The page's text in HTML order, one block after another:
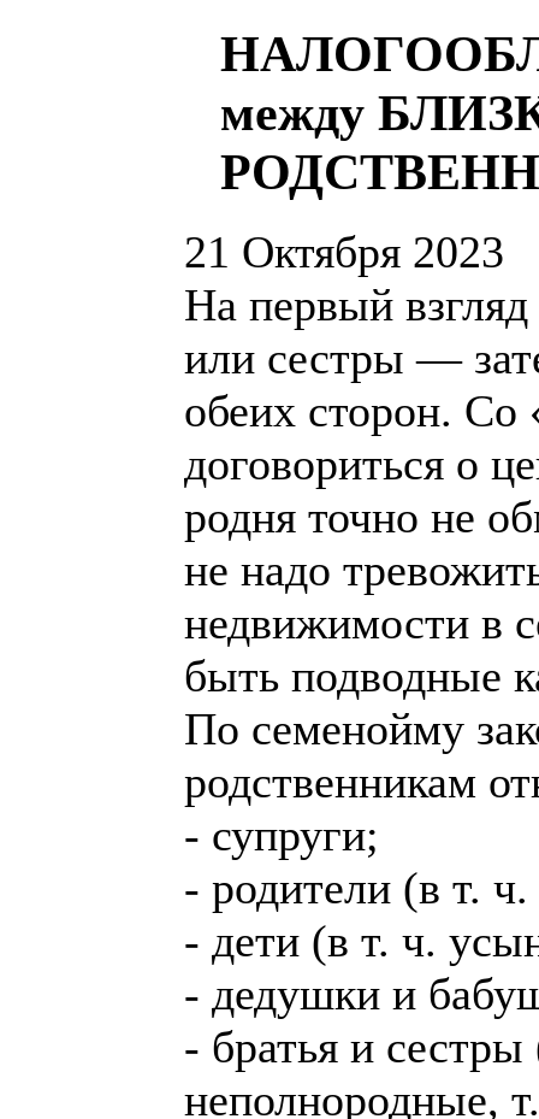
между
21 Октября 2023
На первый
или сестры —
обеих сторон. Со
договориться о
родня точно не
не надо
недвижимости в
быть подводные
По семенойму
родственникам
- супруги;
- родители (в т.
- дети (в т. ч.
- дедушки и
- братья и
неполнородные,